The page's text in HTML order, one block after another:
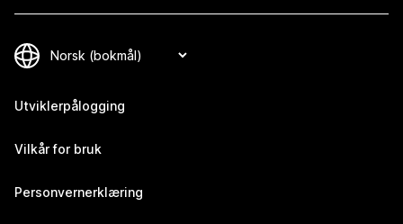
Utviklerpålogging
Vilkår for bruk
Personvernerklæring